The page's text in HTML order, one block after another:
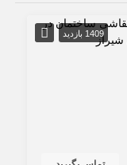
1409 بازدید